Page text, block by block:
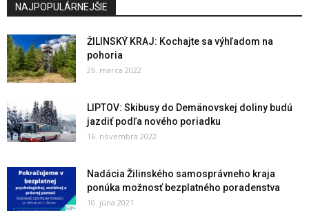
NAJPOPULÁRNEJŠIE
ŽILINSKÝ KRAJ: Kochajte sa výhľadom na
pohoria
26. marca 2022
LIPTOV: Skibusy do Demänovskej doliny budú
jazdiť podľa nového poriadku
16. novembra 2022
Nadácia Žilinského samosprávneho kraja
ponúka možnosť bezplatného poradenstva
10. júna 2021